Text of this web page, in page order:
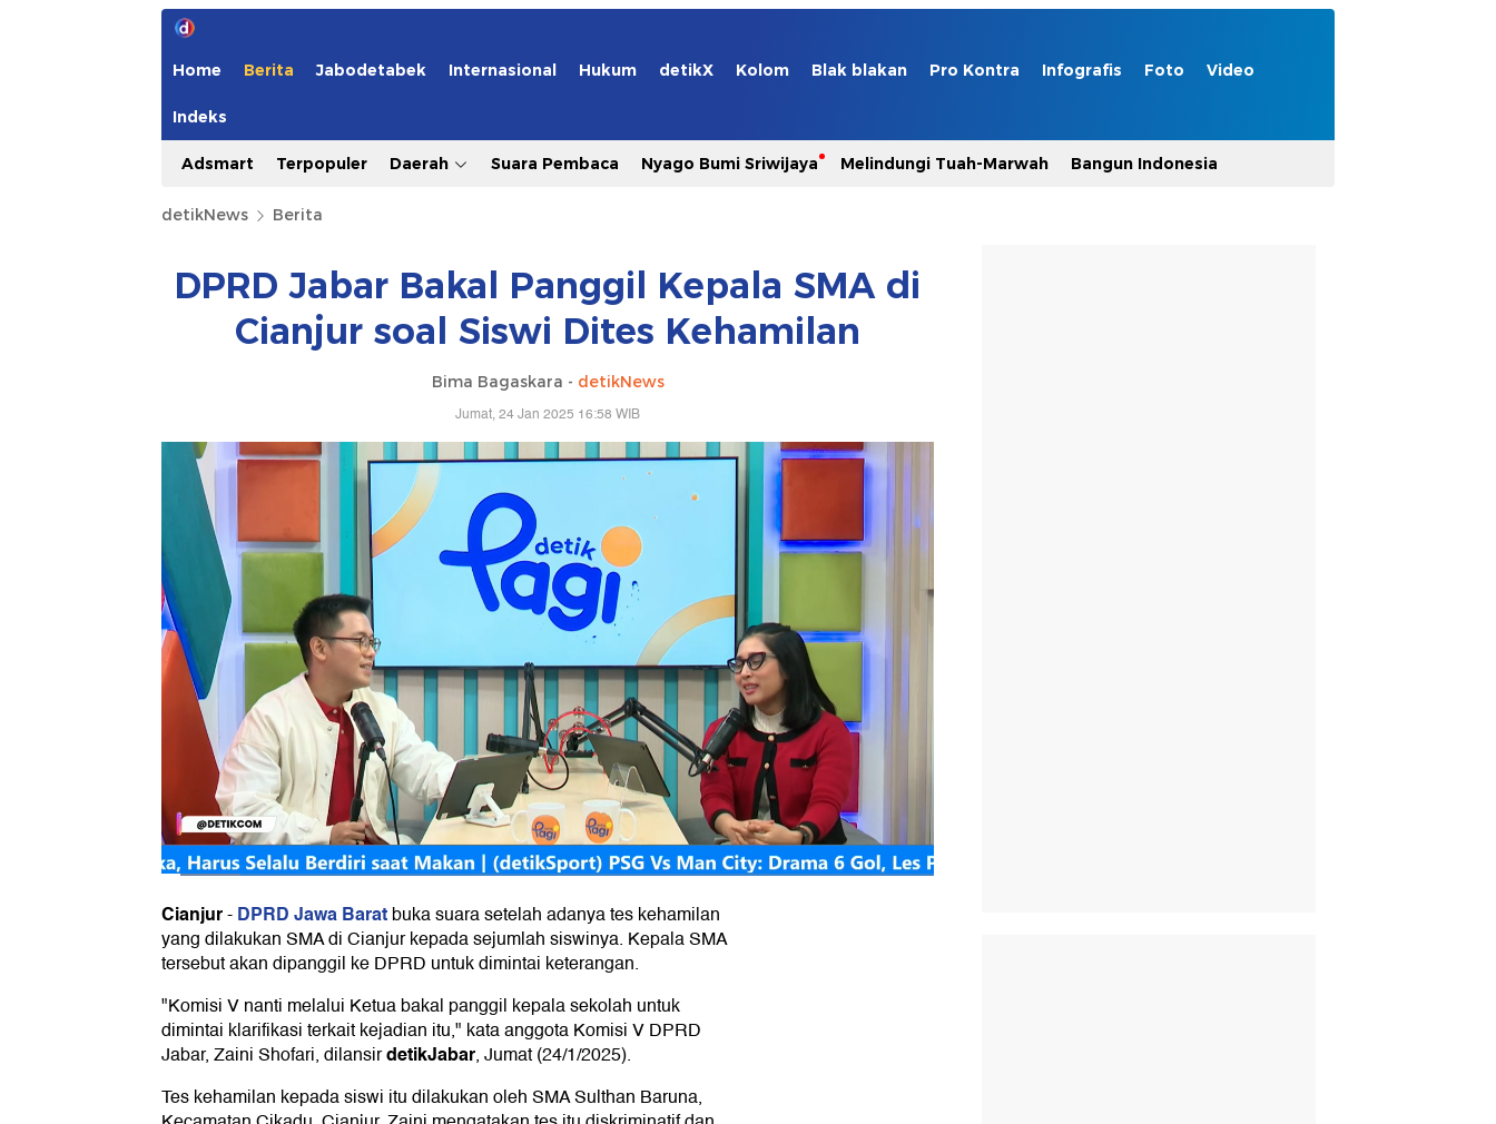
Home Berita Jabodetabek Internasional Hukum detikX Kolom Blak blakan Pro Kontra Infografis Foto Video
Indeks
Adsmart Terpopuler Daerah Suara Pembaca Nyago Bumi Sriwijaya Melindungi Tuah-Marwah Bangun Indonesia
detikNews Berita
DPRD Jabar Bakal Panggil Kepala SMA di
Cianjur soal Siswi Dites Kehamilan
Bima Bagaskara - detikNews
Jumat, 24 Jan 2025 16:58 WIB
Cianjur-DPRD Jawa Baratbuka suara setelah adanya tes kehamilan
yang dilakukan SMA di Cianjur kepada sejumlah siswinya. Kepala SMA
tersebut akan dipanggil ke DPRD untuk dimintai keterangan.
"Komisi V nanti melalui Ketua bakal panggil kepala sekolah untuk
dimintai klarifikasi terkait kejadian itu," kata anggota Komisi V DPRD
Jabar, Zaini Shofari, dilansirdetikJabar, Jumat (24/1/2025).
Tes kehamilan kepada siswi itu dilakukan oleh SMA Sulthan Baruna,